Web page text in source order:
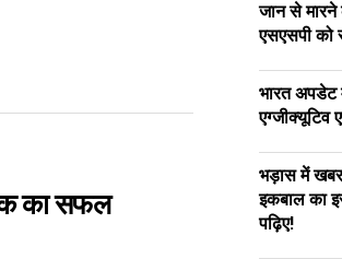
का सफल
जान से
एसएसपी को
भारत अपडेट
एग्जीक्यूटिव
भड़ास में खबर
इकबाल का
पढ़िए!